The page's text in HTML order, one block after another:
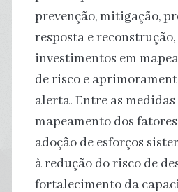
prevenção, mitigação,
resposta e
investimentos em
de risco e
alerta. Entre as
mapeamento dos
adoção de esforços
à redução do risco de
fortalecimento da